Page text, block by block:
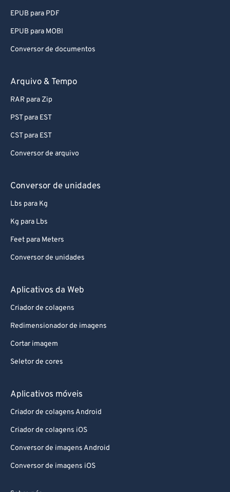
EPUB para PDF
EPUB para MOBI
Conversor de documentos
Arquivo & Tempo
RAR para Zip
PST para EST
CST para EST
Conversor de arquivo
Conversor de unidades
Lbs para Kg
Kg para Lbs
Feet para Meters
Conversor de unidades
Aplicativos da Web
Criador de colagens
Redimensionador de imagens
Cortar imagem
Seletor de cores
Aplicativos móveis
Criador de colagens Android
Criador de colagens iOS
Conversor de imagens Android
Conversor de imagens iOS